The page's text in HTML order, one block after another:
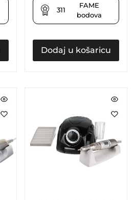
311
FAME
bodova
Dodaj u košaricu